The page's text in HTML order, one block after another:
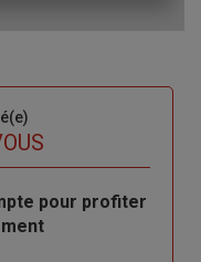
pour profiter